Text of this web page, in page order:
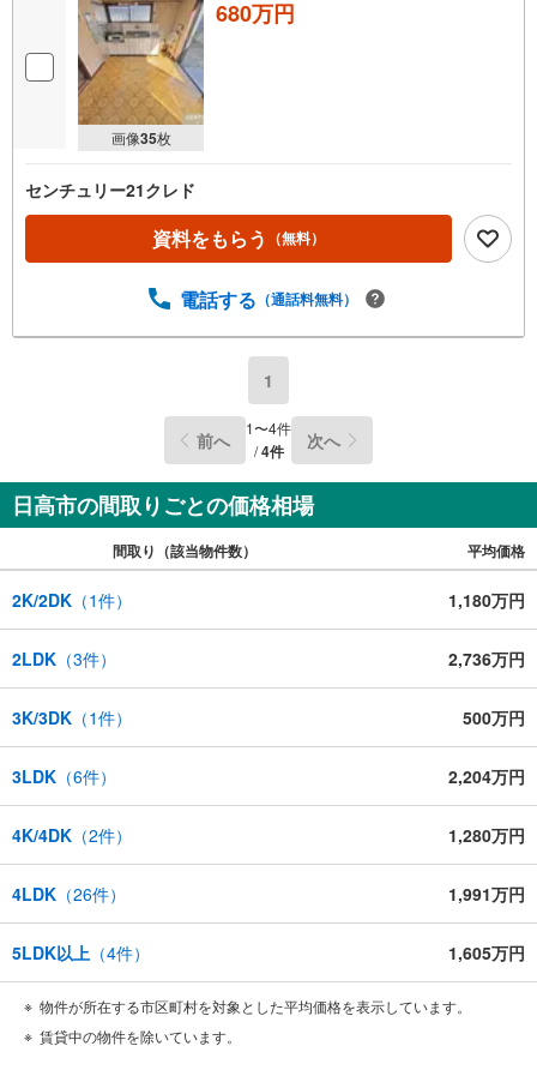
画像35枚
680万円
センチュリー21クレド
資料をもらう （無料）
電話する （通話料無料）
1
前へ 1〜4件
/4件 次へ
日高市の間取りごとの価格相場
間取り（該当物件数） 平均価格
2K/2DK （1件） 1,180万円
2LDK （3件） 2,736万円
3K/3DK （1件） 500万円
3LDK （6件） 2,204万円
4K/4DK （2件） 1,280万円
4LDK （26件） 1,991万円
5LDK以上 （4件） 1,605万円
物件が所在する市区町村を対象とした平均価格を表示しています。
賃貸中の物件を除いています。